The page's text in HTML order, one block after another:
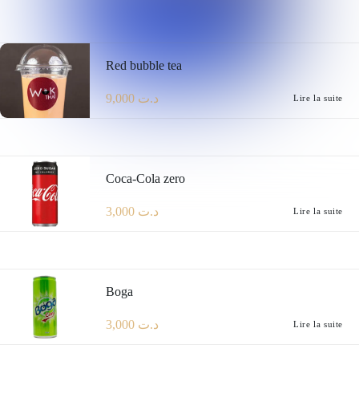
Red bubble tea
د.ت Lire la suite
Coca-Cola zero
د.ت Lire la suite
Boga
د.ت Lire la suite